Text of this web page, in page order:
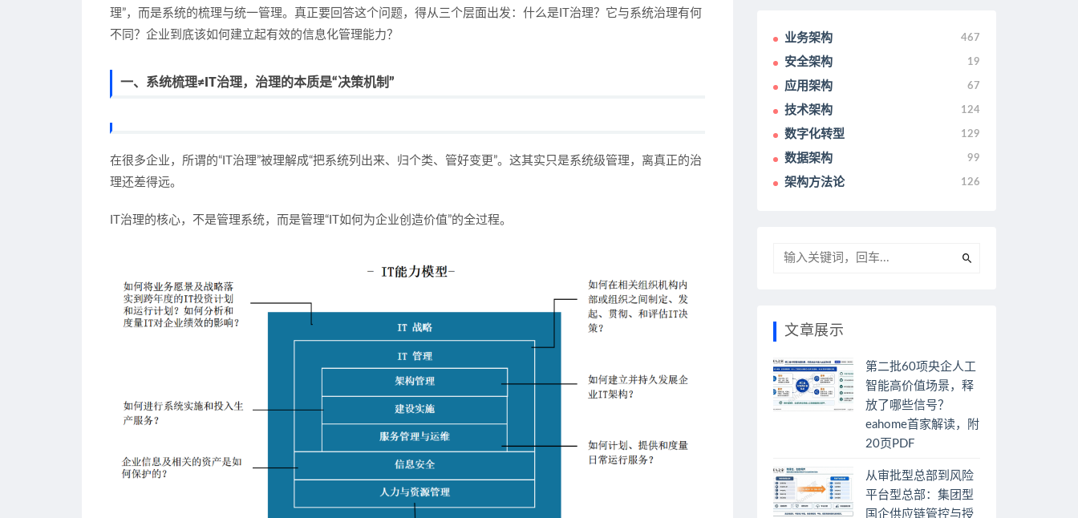
理”，而是系统的梳理与统一管理。真正要回答这个问题，得从三个层面出发： 什么是IT治理？它与系统治理有何
不同？企业到底该如何建立起有效的信息化管理能力？
一、系统梳理≠IT治理，治理的本质是“决策机制”
在很多企业，所谓的“IT治理”被理解成“把系统列出来、归个类、管好变更”。这其实只是系统级管理，离真正的治
理还差得远。
IT治理的核心， 不是管理系统，而是管理“IT如何为企业创造价值”的全过程。
业务架构 467
安全架构 19
应用架构 67
技术架构 124
数字化转型 129
数据架构 99
架构方法论 126
文章展示
第二批60项央企人工
智能高价值场景，释
放了哪些信号？
eahome首家解读，附
20页PDF
从审批型总部到风险
平台型总部：集团型
国企供应链管控与授